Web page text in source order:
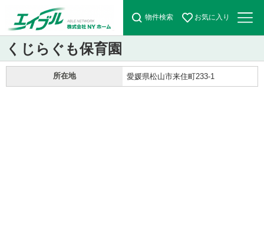
物件検索 お気に入り
くじらぐも保育園
所在地 愛媛県松山市来住町233-1